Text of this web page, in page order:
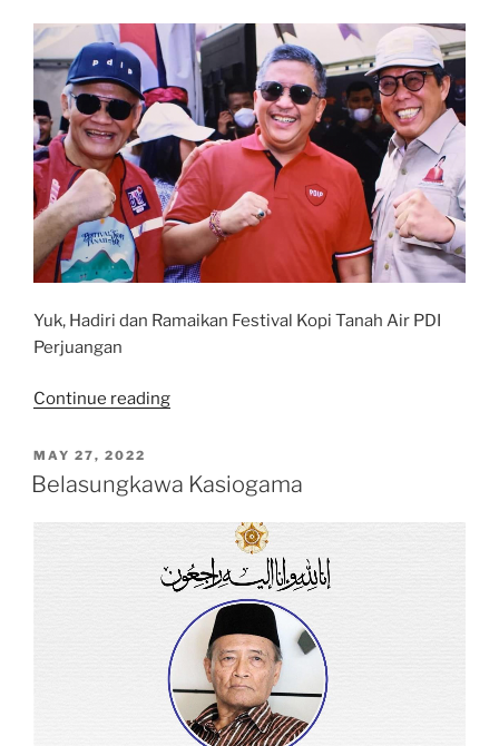
Tanah
Air”
Yuk, Hadiri dan Ramaikan Festival Kopi Tanah Air PDI
Perjuangan
Continue reading“Festival
Air
Perjuangan”
POSTED
ON
MAY 27, 2022
Belasungkawa Kasiogama